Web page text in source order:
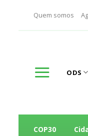
Quem somos
ODS
COP30